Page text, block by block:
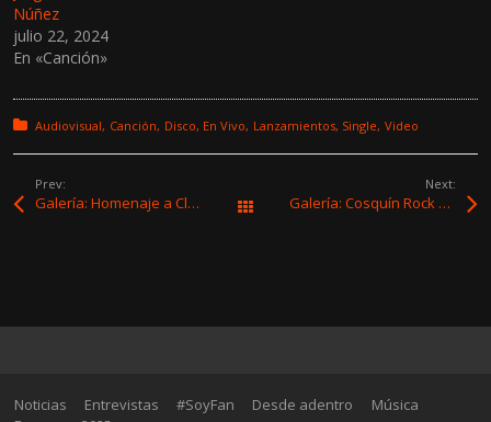
r
(
S
e
r
e
u
a
v
e
e
k
(
S
b
e
n
a
v
u
Núñez
julio 22, 2024
En «Canción»
Posted in:
Audiovisual Canción Disco En Vivo Lanzamientos Single Video
Prev:
Galería: Homenaje a Claudio Taddei Todas las entradas
Next:
Galería: Cosquín Rock 2026 – Parte 2
Noticias Entrevistas #SoyFan Desde adentro
Música